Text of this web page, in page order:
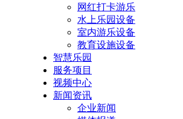
网红打卡游乐
水上乐园设备
室内游乐设备
教育设施设备
智慧乐园
服务项目
视频中心
新闻资讯
企业新闻